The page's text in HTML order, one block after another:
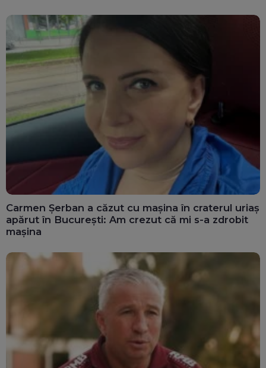
Carmen Șerban a căzut cu mașina în craterul uriaș
apărut în București: Am crezut că mi s-a zdrobit
mașina